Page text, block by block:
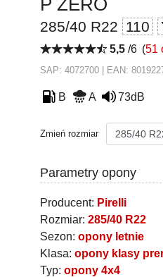
P ZERO
285/40 R22 110
5,5 /6 (51
SAP: 4072700 | EAN:
B A 73dB
Zmień rozmiar
Parametry opony
Producent: Pirelli
Rozmiar: 285/40 R22
Sezon: opony letnie
Klasa: opony klasy
Typ: opony 4x4